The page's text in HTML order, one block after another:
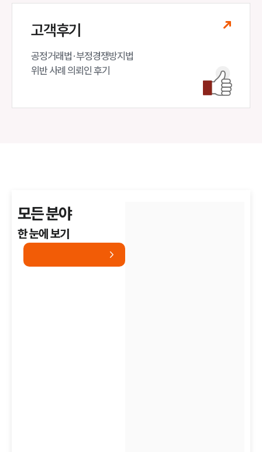
고객후기
공정거래법·부정경쟁방지법
위반 사례 의뢰인 후기
모든 분야
한 눈에 보기